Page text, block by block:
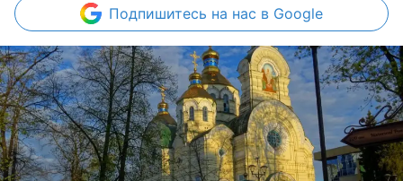
Подпишитесь на нас в Google